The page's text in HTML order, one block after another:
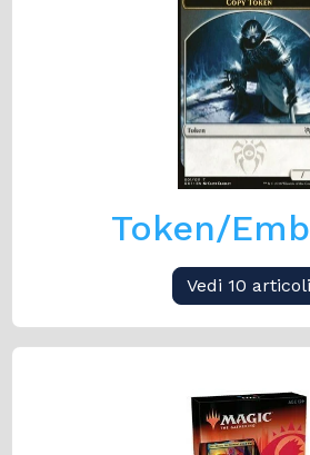
Token/
Vedi 10 articoli